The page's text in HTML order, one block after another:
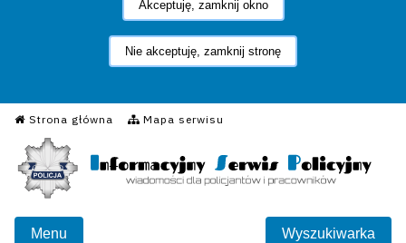
Akceptuję, zamknij okno
Nie akceptuję, zamknij stronę
Strona główna Mapa serwisu
Informacyjny Serwis
Menu Wyszukiwarka